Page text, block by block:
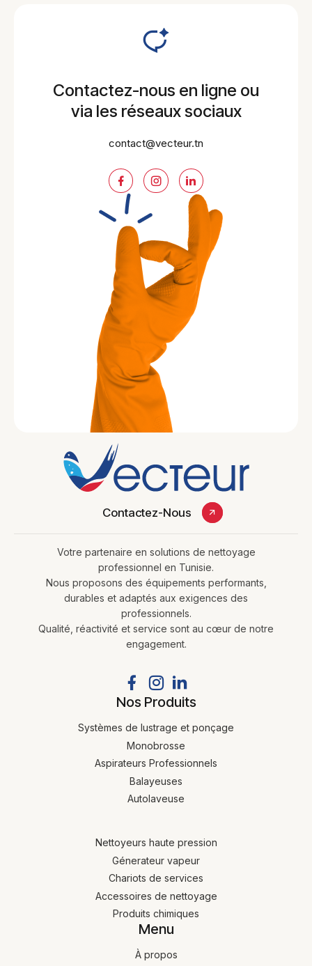
Contactez-nous en ligne ou
via les réseaux sociaux
contact@vecteur.tn
Contactez-Nous
Votre partenaire en solutions de nettoyage
professionnel en Tunisie.
Nous proposons des équipements performants,
durables et adaptés aux exigences des
professionnels.
Qualité, réactivité et service sont au cœur de notre
engagement.
Nos Produits
Systèmes de lustrage et ponçage
Monobrosse
Aspirateurs Professionnels
Balayeuses
Autolaveuse
Nettoyeurs haute pression
Génerateur vapeur
Chariots de services
Accessoires de nettoyage
Produits chimiques
Menu
À propos